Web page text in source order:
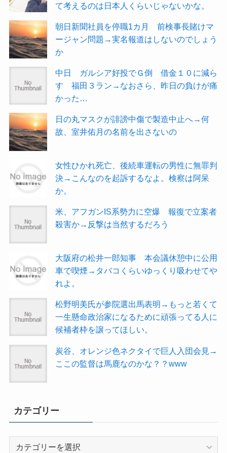
て考えるのは日本人くらいじゃないかな。
朝日新聞社員を停職1カ月 前検事長賭けマ
ージャン問題→実名報道はしないのでしょう
か
中日 ガルシア好投でＧ倒 借金１０に減ら
す 福田３ラン→なおさら、昨日の負けが痛
かった…
日の丸マスクが誹謗中傷で製造中止へ→何
故、室井佑月の名前を出さないの
女性ひかれ死亡、後続車運転の男性に無罪判
決→こんなのを起訴するなよ。検察は阿呆
か。
米、アフガンIS系勢力に空爆 報復で立案者
殺害か→反撃は当然するだろう
大阪府の松井一郎知事 本会議休憩中に公用
車で喫煙→タバコくらいゆっくり吸わせてや
れよ。
松野明美氏が参院選出馬表明→もっと若くて
一生懸命政治家になるために頑張ってる人に
候補者枠を譲ってほしい。
炭谷、オレンジ色ネクタイで巨人入団会見→
ここの監督は馬鹿なのかな？？www
カテゴリー